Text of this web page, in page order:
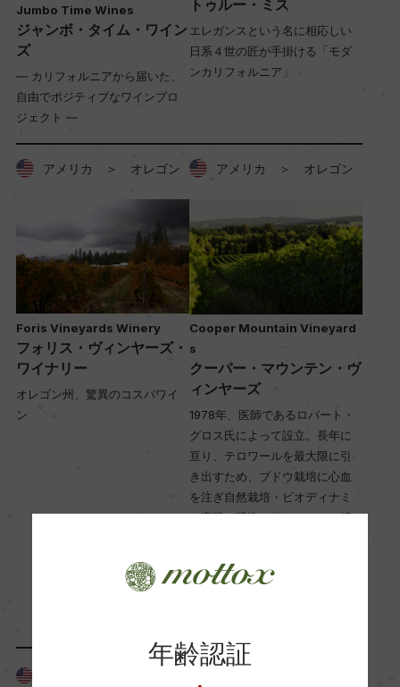
Jumbo Time Wines
ジャンボ・タイム・ワイン
ズ
― カリフォルニアから届いた、
自由でポジティブなワインプロ
ジェクト ―
トゥルー・ミス
エレガンスという名に相応しい
日系４世の匠が手掛ける「モダ
ンカリフォルニア」
アメリカ ＞ オレゴン
Foris Vineyards Winery
フォリス・ヴィンヤーズ・
ワイナリー
オレゴン州、驚異のコスパワイ
ン
アメリカ ＞ オレゴン
Cooper Mountain Vineyard
s
クーパー・マウンテン・ヴ
ィンヤーズ
1978年、医師であるロバート・
グロス氏によって設立。長年に
亘り、テロワールを最大限に引
き出すため、ブドウ栽培に心血
を注ぎ自然栽培・ビオディナミ
を実践。醸造はラトゥールで経
添加量を抑えた、生命力を感じ
アメリカ ＞ ニューヨ
年齢認証